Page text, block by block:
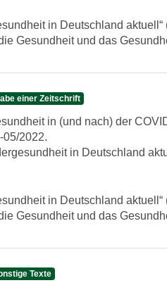
in Deutschland
Gesundheit und das
einer Zeitschrift
in (und nach) der
05/2022.
in Deutschland
in Deutschland
Gesundheit und das
Texte